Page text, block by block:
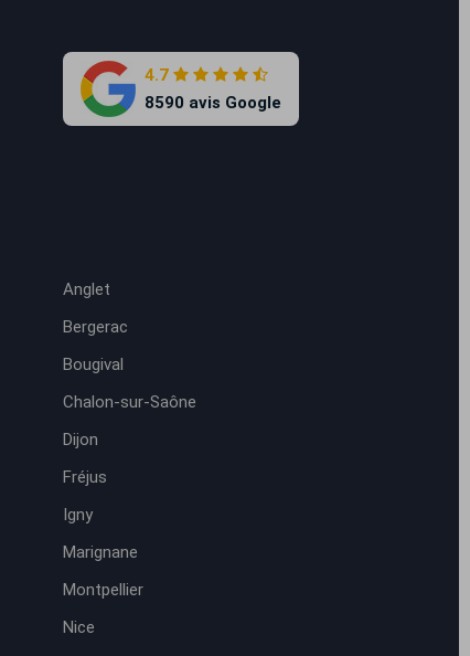
4.7
8590 avis Google
Anglet
Bergerac
Bougival
Chalon-sur-Saône
Dijon
Fréjus
Igny
Marignane
Montpellier
Nice